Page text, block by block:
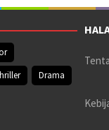
Drama